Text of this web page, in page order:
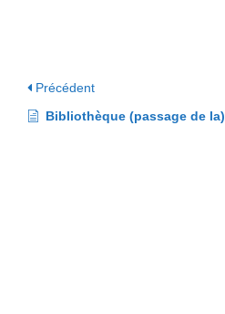
Précédent
Bibliothèque (passage de la)